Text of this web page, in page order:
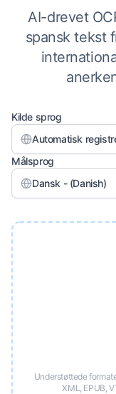
AI-drevet
spansk tekst
Kilde sprog
Automatisk
Målsprog
Dansk - (Danish)
Understøttede
XML, EPUB,